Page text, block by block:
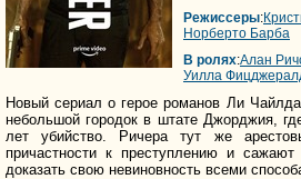
Режиссеры:
Норберто Барба
В ролях:Алан
Уилла
Новый сериал о герое романов Ли
небольшой городок в штате Джорджия,
лет убийство. Ричера тут же
причастности к преступлению и
доказать свою невиновность всеми